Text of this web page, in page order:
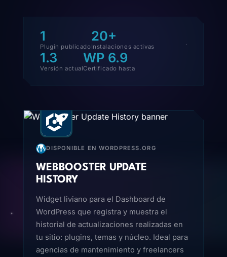
1
Plugin publicado
20+
Instalaciones activas
1.3
Versión actual
WP 6.9
Certificado hasta
DISPONIBLE EN WORDPRESS.ORG
WEBBOOSTER UPDATE
HISTORY
Widget liviano para el Dashboard de
WordPress que registra y muestra el
historial de actualizaciones realizadas en
tu sitio: plugins, temas y núcleo. Ideal para
agencias de mantenimiento y freelancers